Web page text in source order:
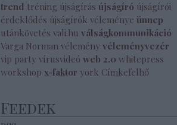
trend tréning újságírás újságíró újságírói
érdeklődés újságírók véleménye ünnep
utánkövetés vali.hu válságkommunikáció
Varga Norman vélemény véleményvezér
vip party vírusvideó web 2.0 whitepress
workshop x-faktor york Címkefelhő
Feedek